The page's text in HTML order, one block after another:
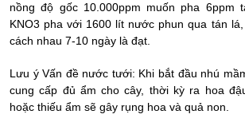
nồng độ gốc 10.000ppm muốn pha 6ppm
KNO3 pha với 1600 lít nước phun qua tán
cách nhau 7-10 ngày là đạt.
Lưu ý Vấn đề nước tưới: Khi bắt đầu nhú
cung cấp đủ ẩm cho cây, thời kỳ ra hoa
hoặc thiếu ẩm sẽ gây rụng hoa và quả non.